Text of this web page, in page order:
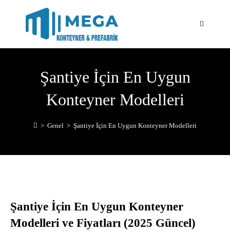
Şantiye İçin En Uygun
Konteyner Modelleri
> Genel > Şantiye İçin En Uygun Konteyner Modelleri
Şantiye İçin En Uygun Konteyner
Modelleri ve Fiyatları (2025 Güncel)